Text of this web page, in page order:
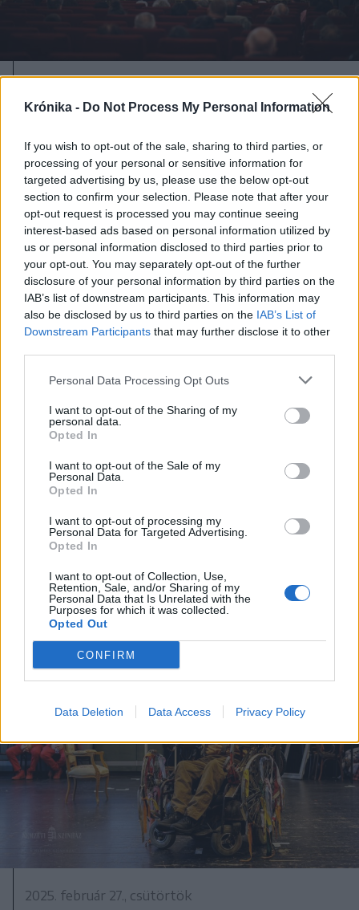
Krónika - Do Not Process My Personal Information
If you wish to opt-out of the sale, sharing to third parties, or
processing of your personal or sensitive information for
targeted advertising by us, please use the below opt-out
section to confirm your selection. Please note that after your
opt-out request is processed you may continue seeing
interest-based ads based on personal information utilized by
us or personal information disclosed to third parties prior to
your opt-out. You may separately opt-out of the further
disclosure of your personal information by third parties on the
IAB’s list of downstream participants. This information may
also be disclosed by us to third parties on the IAB’s List of
Downstream Participants that may further disclose it to other
Personal Data Processing Opt Outs
I want to opt-out of the Sharing of my
personal data.
Opted In
I want to opt-out of the Sale of my
Personal Data.
Opted In
I want to opt-out of processing my
Personal Data for Targeted Advertising.
Opted In
I want to opt-out of Collection, Use,
Retention, Sale, and/or Sharing of my
Personal Data that Is Unrelated with the
Purposes for which it was collected.
Opted Out
CONFIRM
Data Deletion Data Access Privacy Policy
Janovics Jenőre emlékeztek a
magyar film napján Kolozsváron
2025. március 27., csütörtök
Sebestyén Aba világnapi üzenete: a
digitális pörgésben felértékelődik a
színház élő mivolta
2025. február 27., csütörtök